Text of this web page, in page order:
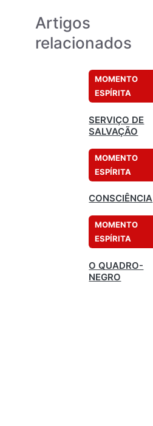
Artigos
relacionados
MOMENTO
ESPÍRITA
SERVIÇO DE
SALVAÇÃO
MOMENTO
ESPÍRITA
CONSCIÊNCIA
MOMENTO
ESPÍRITA
O QUADRO-
NEGRO